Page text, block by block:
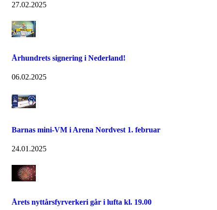
27.02.2025
Århundrets signering i Nederland!
06.02.2025
Barnas mini-VM i Arena Nordvest 1. februar
24.01.2025
Årets nyttårsfyrverkeri går i lufta kl. 19.00